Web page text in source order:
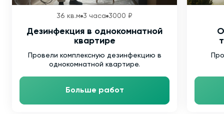
36 кв.м 3 часа 3000 ₽
Дезинфекция в однокомнатной
квартире
Провели комплексную дезинфекцию в
однокомнатной квартире.
Больше работ